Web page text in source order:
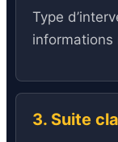
Type
informations
3. Suite